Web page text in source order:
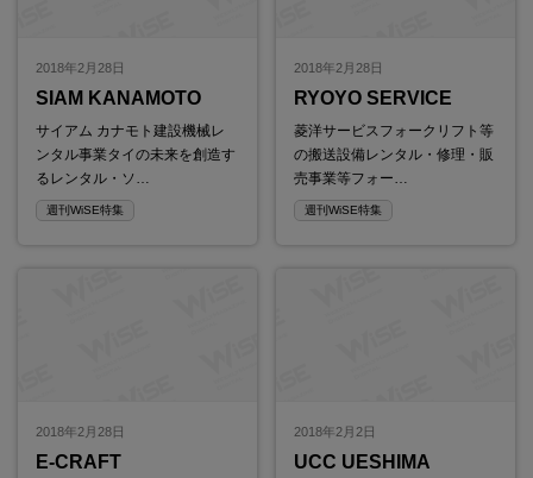
2018年2月28日
SIAM KANAMOTO
サイアム カナモト建設機械レ
ンタル事業タイの未来を創造す
るレンタル・ソ…
週刊WiSE特集
2018年2月28日
RYOYO SERVICE
菱洋サービスフォークリフト等
の搬送設備レンタル・修理・販
売事業等フォー…
週刊WiSE特集
2018年2月28日
E-CRAFT
2018年2月2日
UCC UESHIMA